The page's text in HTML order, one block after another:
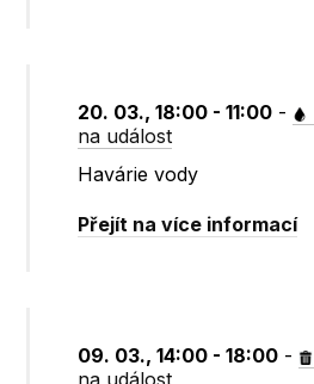
20. 03., 18:00 - 11:00 -
na událost
Havárie vody
Přejít na více informací
09. 03., 14:00 - 18:00 -
na událost